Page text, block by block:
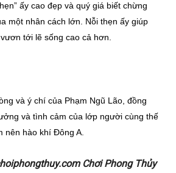
ấy cao đẹp và quý giá biết chừng
một nhân cách lớn. Nỗi thẹn ấy giúp
tới lẽ sống cao cả hơn.
và ý chí của Phạm Ngũ Lão, đồng
và tình cảm của lớp người cùng thế
nên hào khí Đông A.
Chơi Phong Thủy